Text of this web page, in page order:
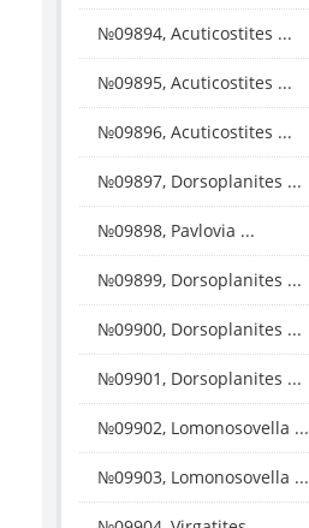
№09894, Acuticostites ...
№09895, Acuticostites ...
№09896, Acuticostites ...
№09897, Dorsoplanites ...
№09898, Pavlovia ...
№09899, Dorsoplanites ...
№09900, Dorsoplanites ...
№09901, Dorsoplanites ...
№09902, Lomonosovella ...
№09903, Lomonosovella ...